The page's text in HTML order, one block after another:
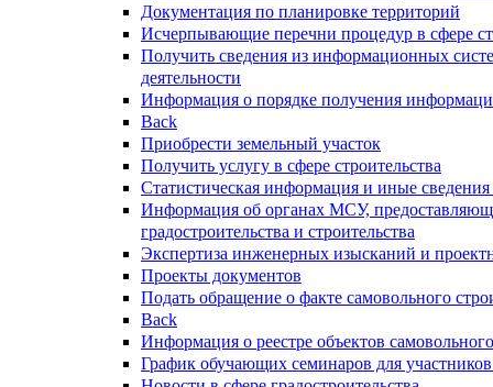
Документация по планировке территорий
Исчерпывающие перечни процедур в сфере
Получить сведения из информационных
деятельности
Информация о порядке получения
Back
Приобрести земельный участок
Получить услугу в сфере строительства
Статистическая информация и иные сведения
Информация об органах МСУ,
градостроительства и строительства
Экспертиза инженерных изысканий и
Проекты документов
Подать обращение о факте самовольного
Back
Информация о реестре объектов
График обучающих семинаров для участников